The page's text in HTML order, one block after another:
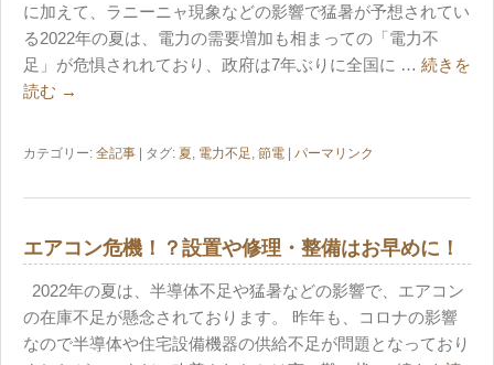
に加えて、ラニーニャ現象などの影響で猛暑が予想されてい
る2022年の夏は、電力の需要増加も相まっての「電力不
足」が危惧されれており、政府は7年ぶりに全国に … 続きを
読む →
カテゴリー: 全記事 | タグ: 夏, 電力不足 , 節電 パーマリンク
エアコン危機！？設置や修理・整備はお早めに！
2022年の夏は、半導体不足や猛暑などの影響で、エアコン
の在庫不足が懸念されております。 昨年も、コロナの影響
なので半導体や住宅設備機器の供給不足が問題となっており